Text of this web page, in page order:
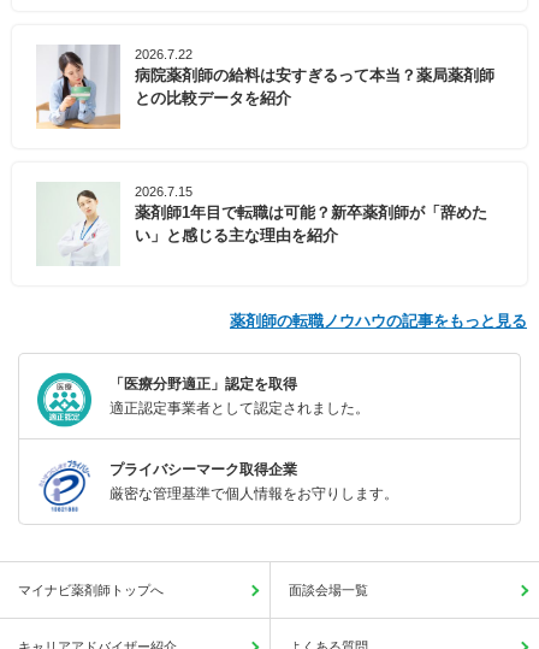
2026.7.22
病院薬剤師の給料は安すぎるって本当？薬局薬剤師
との比較データを紹介
2026.7.15
薬剤師1年目で転職は可能？新卒薬剤師が「辞めた
い」と感じる主な理由を紹介
薬剤師の転職ノウハウの記事をもっと見る
「医療分野適正」認定を取得
適正認定事業者として認定されました。
プライバシーマーク取得企業
厳密な管理基準で個人情報をお守りします。
マイナビ薬剤師トップへ 面談会場一覧